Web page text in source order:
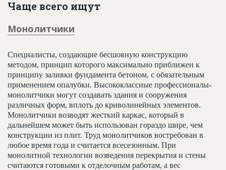
Чаще всего ищут
Монолитчики
Специалисты, создающие бесшовную конструкцию
методом, принцип которого максимально приближен к
принципу заливки фундамента бетоном, с обязательным
применением опалубки. Высококлассные профессионалы-
монолитчики могут создавать здания и сооружения
различных форм, вплоть до криволинейных элементов.
Монолитчики возводят жесткий каркас, который в
дальнейшем может быть использован гораздо шире, чем
конструкции из плит. Труд монолитчиков востребован в
любое время года и считается всесезонным. При
монолитной технологии возведения перекрытия и стены
считаются готовыми к отделочным работам, а вес